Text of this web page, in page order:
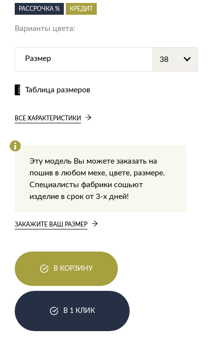
РАССРОЧКА % КРЕДИТ
Варианты цвета:
Размер
Таблица размеров
ВСЕ ХАРАКТЕРИСТИКИ
Эту модель Вы можете заказать на
пошив в любом мехе, цвете, размере.
Специалисты фабрики сошьют
изделие в срок от 3-х дней!
ЗАКАЖИТЕ ВАШ РАЗМЕР
В КОРЗИНУ
В 1 КЛИК